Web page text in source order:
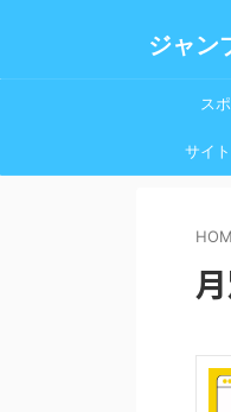
ジャン
ス
サイ